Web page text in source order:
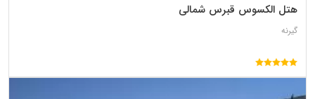
هتل الکسوس قبرس شمالی
گیرنه